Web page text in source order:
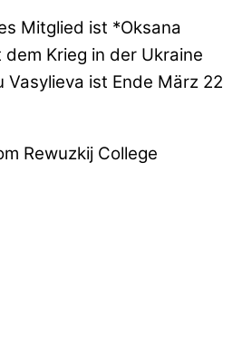
Mitglied ist *Oksana
Krieg in der Ukraine
ist Ende März 22
Rewuzkij College